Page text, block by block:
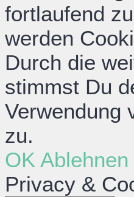
fortlaufend
werden
Durch die
stimmst Du
Verwendung
zu.
OK Ablehnen
Privacy &